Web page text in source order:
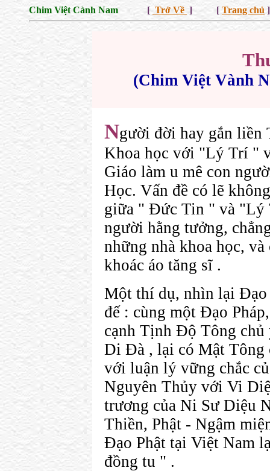
Chim Việt Cành Nam [ Trở Về ] [ Trang chủ ]
(Chim Việt Vành
Người đời hay gắn
Khoa học với "Lý Trí "
Giáo làm u mê con
Học. Vấn đề có lẽ
giữa " Đức Tin " và "Lý
người hằng tưởng,
những nhà khoa học,
khoác áo tăng sĩ .
Một thí dụ, nhìn lại Đạo
đế : cùng một Đạo
cạnh Tịnh Độ Tông chủ
Di Đà , lại có Mật Tông
với luận lý vững chắc
Nguyên Thủy với Vi
trương của Ni Sư Diệu
Thiền, Phật - Ngậm
Đạo Phật tại Việt Nam
đồng tu " .